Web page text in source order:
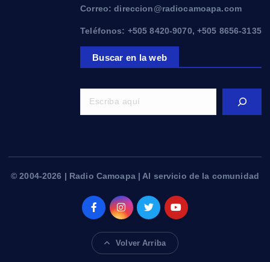
Correo: direccion@radiocamoapa.com
Teléfonos: +505 8420-9070, +505 8656-3135
Buscar en la web
© 2004-2026 | Radio Camoapa | Al servicio de la comunidad
Volver Arriba